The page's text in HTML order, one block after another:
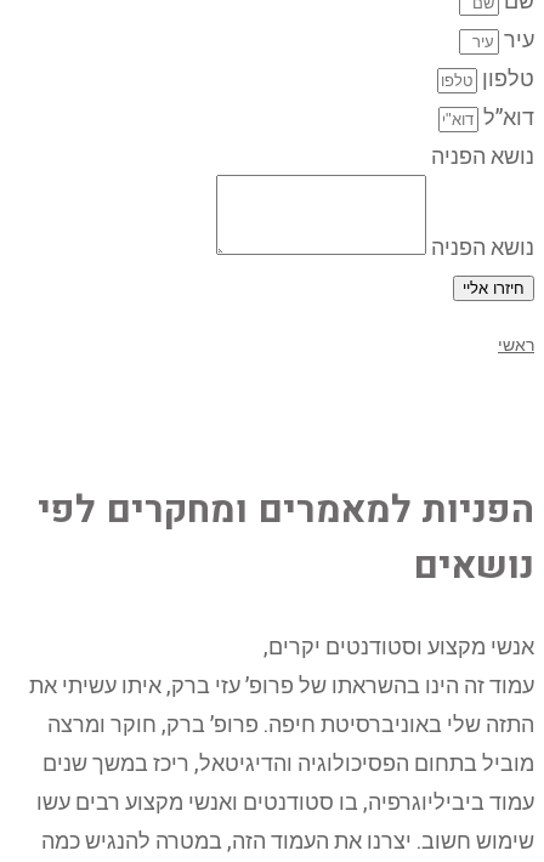
עיר
טלפון
דוא”ל
נושא הפניה
נושא הפניה
חיזרו אליי
ראשי
הפניות למאמרים ומחקרים לפי
נושאים
אנשי מקצוע וסטודנטים יקרים,
עמוד זה הינו בהשראתו של פרופ’ עזי ברק, איתו עשיתי את
התזה שלי באוניברסיטת חיפה. פרופ’ ברק, חוקר ומרצה
מוביל בתחום הפסיכולוגיה והדיגיטאל, ריכז במשך שנים
עמוד ביביליוגרפיה, בו סטודנטים ואנשי מקצוע רבים עשו
שימוש חשוב. יצרנו את העמוד הזה, במטרה להנגיש כמה